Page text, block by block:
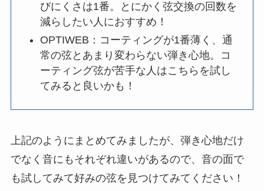
びにくさは1番。とにかく弦交換の回数を
減らしたい人におすすめ！
OPTIWEB：コーティングが1番薄く、通
常の弦とあまり変わらない弾き心地。コ
ーティング弦が苦手な人はこちらを試し
てみると良いかも！
上記のようにまとめてみましたが、弾き心地だけ
でなく音にもそれぞれ違いがあるので、音の面で
も試してみて好みの弦を見つけてみてください！